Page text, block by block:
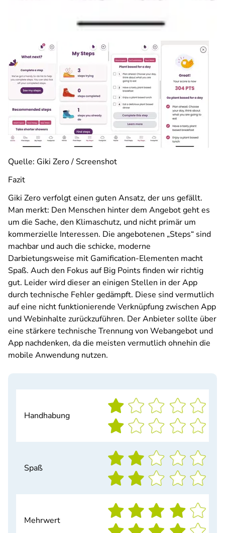
Quelle: Giki Zero / Screenshot
Fazit
Giki Zero verfolgt einen guten Ansatz, der uns gefällt.
Man merkt: Den Menschen hinter dem Angebot geht es
um die Sache, den Klimaschutz, und nicht primär um
kommerzielle Interessen. Die angebotenen „Steps“ sind
machbar und auch die schicke, moderne
Darbietungsweise mit Gamification-Elementen macht
Spaß. Auch den Fokus auf Big Points finden wir richtig
gut. Leider wird dieser an einigen Stellen in der App
durch technische Fehler gedämpft. Diese sind vermutlich
auf eine nicht funktionierende Verknüpfung zwischen App
und Webinhalte zurückzuführen. Der Anbieter sollte über
eine stärkere technische Trennung von Webangebot und
App nachdenken, da die meisten vermutlich ohnehin die
mobile Anwendung nutzen.
Handhabung
Spaß
Mehrwert